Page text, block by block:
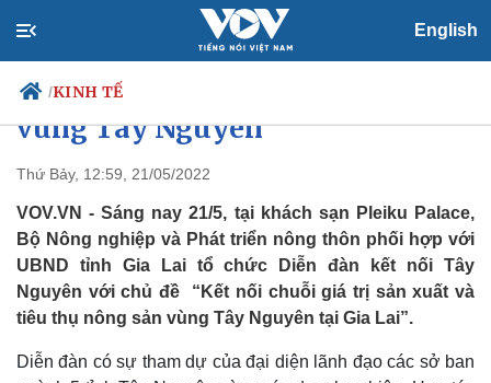
English
/KINH TẾ
Chính trị
Đảng
Tổ chức nhân sự
Quốc hội
Nhận diện sự thật
Xã hội
Tin 24h
Dự báo thời tiết
Giáo dục
Dấu ấn VOV
Việc làm
Biển đảo
Diễn đàn kết nối chuỗi giá trị
sản xuất và tiêu thụ nông sản
vùng Tây Nguyên
Thứ Bảy, 12:59, 21/05/2022
VOV.VN - Sáng nay 21/5, tại khách sạn Pleiku Palace,
Bộ Nông nghiệp và Phát triển nông thôn phối hợp với
UBND tỉnh Gia Lai tổ chức Diễn đàn kết nối Tây
Nguyên với chủ đề “Kết nối chuỗi giá trị sản xuất và
tiêu thụ nông sản vùng Tây Nguyên tại Gia Lai”.
Diễn đàn có sự tham dự của đại diện lãnh đạo các sở ban